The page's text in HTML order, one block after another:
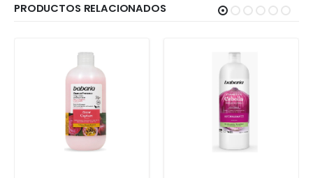
PRODUCTOS RELACIONADOS